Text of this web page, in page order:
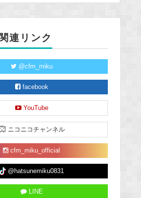
連リンク
@cfm_miku
facebook
YouTube
ニコニコチャンネル
cfm_miku_official
@hatsunemiku0831
LINE